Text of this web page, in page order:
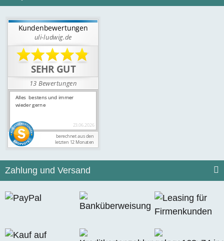
Zahlung und Versand